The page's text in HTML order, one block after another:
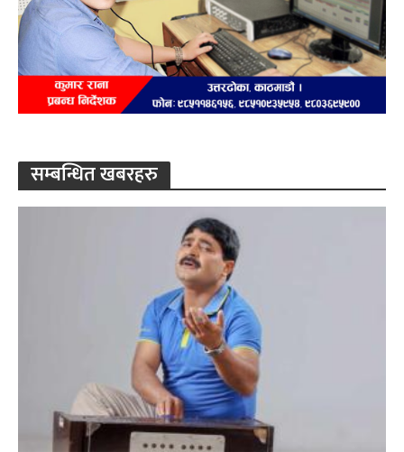
सम्बन्धित खबरहरु